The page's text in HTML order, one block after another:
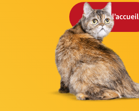
Retour à l’accueil